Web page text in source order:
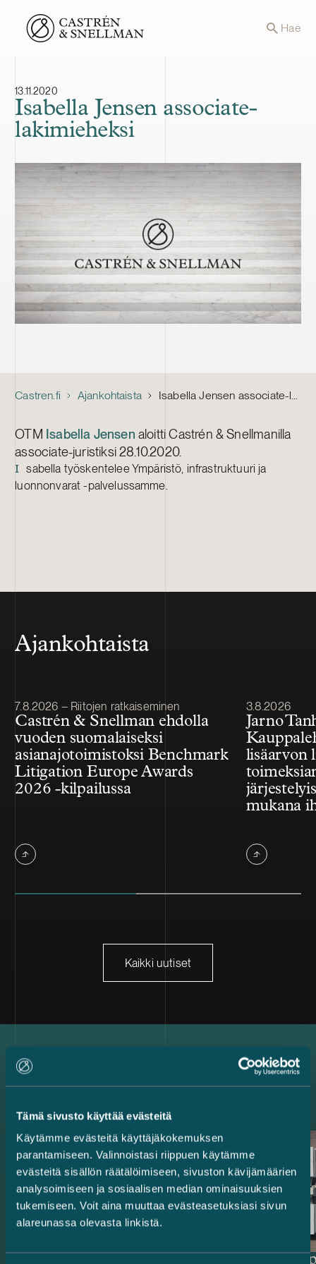
Tämä sivusto käyttää evästeitä
Käytämme evästeitä käyttäjäkokemuksen
parantamiseen. Valinnoistasi riippuen käytämme
evästeitä sisällön räätälöimiseen, sivuston kävijämäärien
analysoimiseen ja sosiaalisen median ominaisuuksien
tukemiseen. Voit aina muuttaa evästeasetuksiasi sivun
alareunassa olevasta linkistä.
Front page Hae
13.11.2020
Isabella Jensen associate-
lakimieheksi
Castren.fi Ajankohtaista Isabella Jensen associate-lakimieheksi
OTM Isabella Jensen aloitti Castrén & Snellmanilla
associate-juristiksi 28.10.2020.
I
sabella työskentelee Ympäristö, infrastruktuuri ja
luonnonvarat -palvelussamme.
Ajankohtaista
Julkaistu
7.8.2026 – Riitojen ratkaiseminen
Castrén & Snellman ehdolla
vuoden suomalaiseksi
asianajotoimistoksi Benchmark
Litigation Europe Awards
2026 -kilpailussa
Julkaistu
3.8.2026
Jarno
lisäarvon
mukana
Kaikki uutiset
Uusimmat referenssit
Delta